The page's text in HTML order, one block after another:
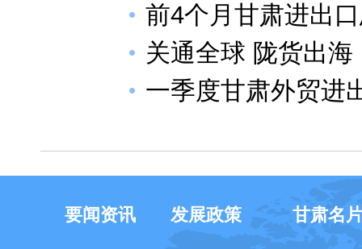
前4个月甘肃进出
关通全球 陇货出海
一季度甘肃外贸进
要闻资讯 发展政策 甘肃名